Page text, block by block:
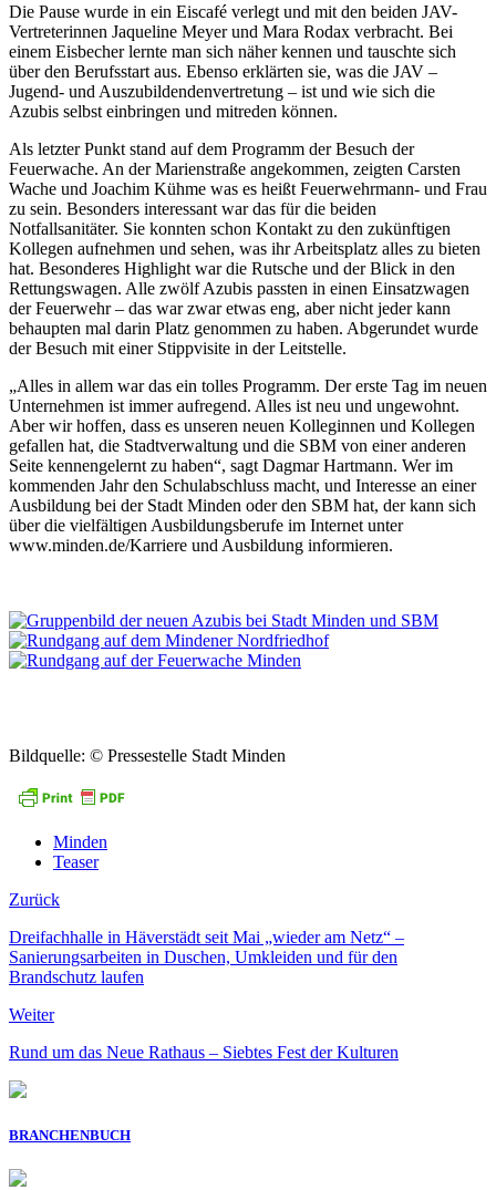
Die Pause wurde in ein Eiscafé verlegt und mit den beiden JAV-
Vertreterinnen Jaqueline Meyer und Mara Rodax verbracht. Bei
einem Eisbecher lernte man sich näher kennen und tauschte sich
über den Berufsstart aus. Ebenso erklärten sie, was die JAV –
Jugend- und Auszubildendenvertretung – ist und wie sich die
Azubis selbst einbringen und mitreden können.
Als letzter Punkt stand auf dem Programm der Besuch der
Feuerwache. An der Marienstraße angekommen, zeigten Carsten
Wache und Joachim Kühme was es heißt Feuerwehrmann- und Frau
zu sein. Besonders interessant war das für die beiden
Notfallsanitäter. Sie konnten schon Kontakt zu den zukünftigen
Kollegen aufnehmen und sehen, was ihr Arbeitsplatz alles zu bieten
hat. Besonderes Highlight war die Rutsche und der Blick in den
Rettungswagen. Alle zwölf Azubis passten in einen Einsatzwagen
der Feuerwehr – das war zwar etwas eng, aber nicht jeder kann
behaupten mal darin Platz genommen zu haben. Abgerundet wurde
der Besuch mit einer Stippvisite in der Leitstelle.
„Alles in allem war das ein tolles Programm. Der erste Tag im neuen
Unternehmen ist immer aufregend. Alles ist neu und ungewohnt.
Aber wir hoffen, dass es unseren neuen Kolleginnen und Kollegen
gefallen hat, die Stadtverwaltung und die SBM von einer anderen
Seite kennengelernt zu haben“, sagt Dagmar Hartmann. Wer im
kommenden Jahr den Schulabschluss macht, und Interesse an einer
Ausbildung bei der Stadt Minden oder den SBM hat, der kann sich
über die vielfältigen Ausbildungsberufe im Internet unter
www.minden.de/Karriere und Ausbildung informieren.
Bildquelle: © Pressestelle Stadt Minden
Minden
Teaser
Zurück
Dreifachhalle in Häverstädt seit Mai „wieder am Netz“ –
Sanierungsarbeiten in Duschen, Umkleiden und für den
Brandschutz laufen
Weiter
Rund um das Neue Rathaus – Siebtes Fest der Kulturen
BRANCHENBUCH